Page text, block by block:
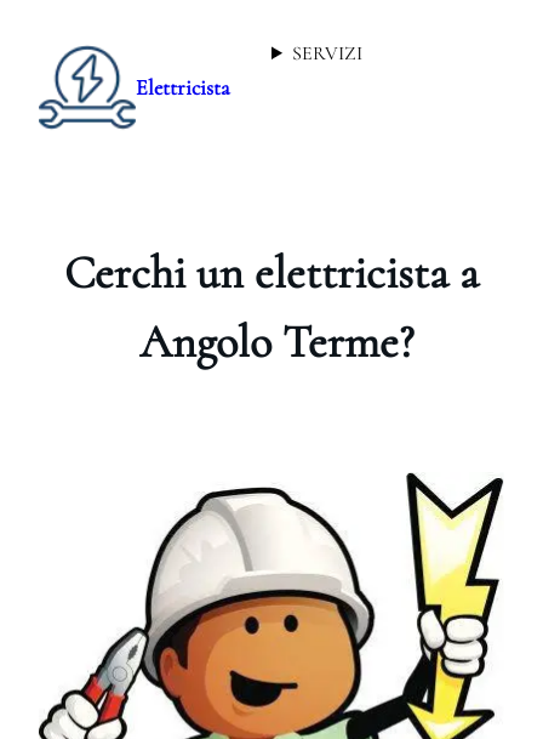
Elettricista
SERVIZI
Cerchi un elettricista a
Angolo Terme?